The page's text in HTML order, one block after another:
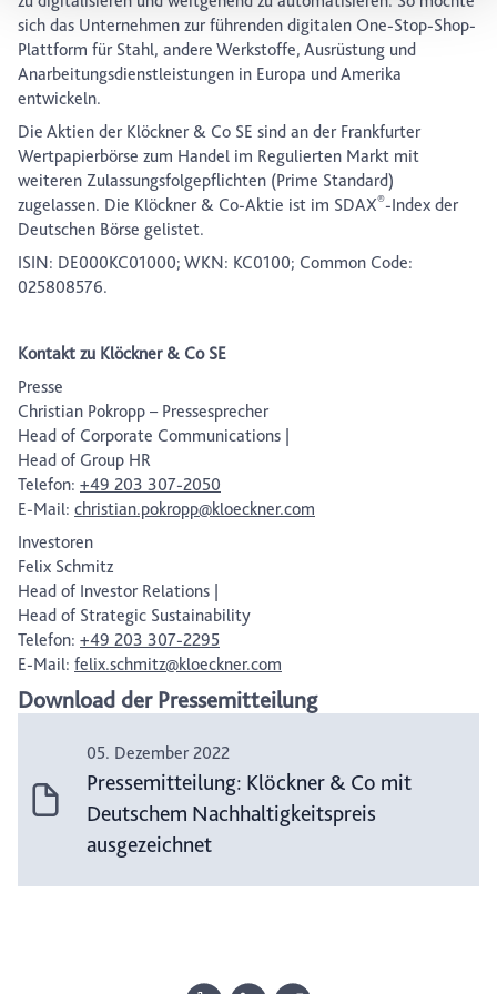
Datenschutz-Symbols am Ende der Seite widerrufen.
sich das Unternehmen zur führenden digitalen One-Stop-Shop-
Plattform für Stahl, andere Werkstoffe, Ausrüstung und
Anarbeitungsdienstleistungen in Europa und Amerika
entwickeln.
Die Aktien der Klöckner & Co SE sind an der Frankfurter
Wertpapierbörse zum Handel im Regulierten Markt mit
weiteren Zulassungsfolgepflichten (Prime Standard)
zugelassen. Die Klöckner & Co-Aktie ist im SDAX®-Index der
Deutschen Börse gelistet.
ISIN: DE000KC01000; WKN: KC0100; Common Code:
025808576.
Kontakt zu Klöckner & Co SE
Presse
Christian Pokropp – Pressesprecher
Head of Corporate Communications |
Head of Group HR
Telefon: +49 203 307-2050
E-Mail: christian.pokropp@kloeckner.com
Investoren
Felix Schmitz
Head of Investor Relations |
Head of Strategic Sustainability
Telefon: +49 203 307-2295
E-Mail: felix.schmitz@kloeckner.com
Download der Pressemitteilung
05. Dezember 2022
Pressemitteilung: Klöckner & Co mit
Deutschem Nachhaltigkeitspreis
ausgezeichnet